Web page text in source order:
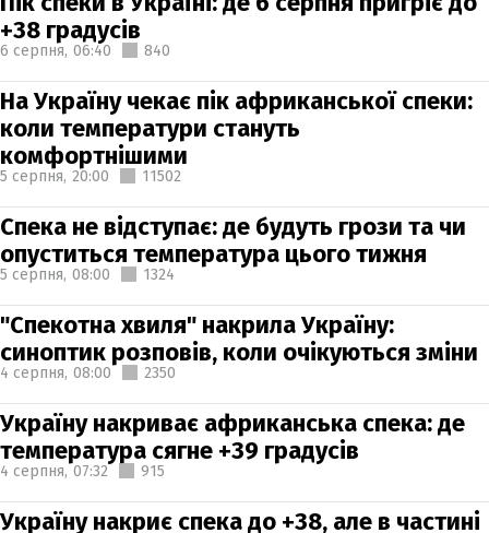
+38 градусів
6 серпня, 06:40 840
На Україну чекає пік африканської спеки:
коли температури стануть
комфортнішими
5 серпня, 20:00 11502
Спека не відступає: де будуть грози та чи
опуститься температура цього тижня
5 серпня, 08:00 1324
"Спекотна хвиля" накрила Україну:
синоптик розповів, коли очікуються зміни
4 серпня, 08:00 2350
Україну накриває африканська спека: де
температура сягне +39 градусів
4 серпня, 07:32 915
Україну накриє спека до +38, але в частині